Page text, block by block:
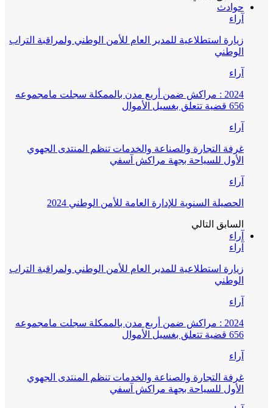
حوادث
آراء
زيارة استطلاعية للمدير العام للأمن الوطني ولمراقبة التراب
الوطني
آراء
2024 : مراكش ضمن أربع مدن بالممكلة سجلت مامجموعه
656 قضية تتعلق بغسيل الأموال
آراء
غرفة التجارة والصناعة والخدمات تنظم المنتدى الجهوي
الأول للسياحة بجهة مراكش آسفي
آراء
الحصيلة السنوية للإدارة العامة للأمن الوطني 2024
السابق التالي
آراء
آراء
زيارة استطلاعية للمدير العام للأمن الوطني ولمراقبة التراب
الوطني
آراء
2024 : مراكش ضمن أربع مدن بالممكلة سجلت مامجموعه
656 قضية تتعلق بغسيل الأموال
آراء
غرفة التجارة والصناعة والخدمات تنظم المنتدى الجهوي
الأول للسياحة بجهة مراكش آسفي